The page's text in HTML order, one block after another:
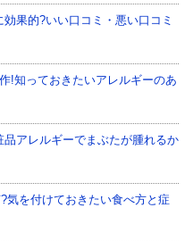
果的?いい口コミ・悪い口コミ
!知っておきたいアレルギーのあ
アレルギーでまぶたが腫れるか
気を付けておきたい食べ方と症